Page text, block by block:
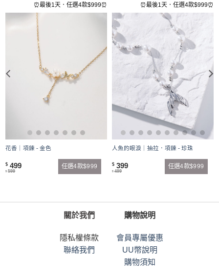
⏰最後1天．任選4款$999⏰
花香｜項鍊 - 金色
$ 499
$ 599
任選4款$999
⏰最後1天．任選4款$999⏰
人魚的眼淚｜抽拉．項鍊 - 珍珠
$ 399
$ 499
任選4款$999
關於我們
隱私權條款
聯絡我們
購物說明
會員專屬優惠
UU幣說明
購物須知